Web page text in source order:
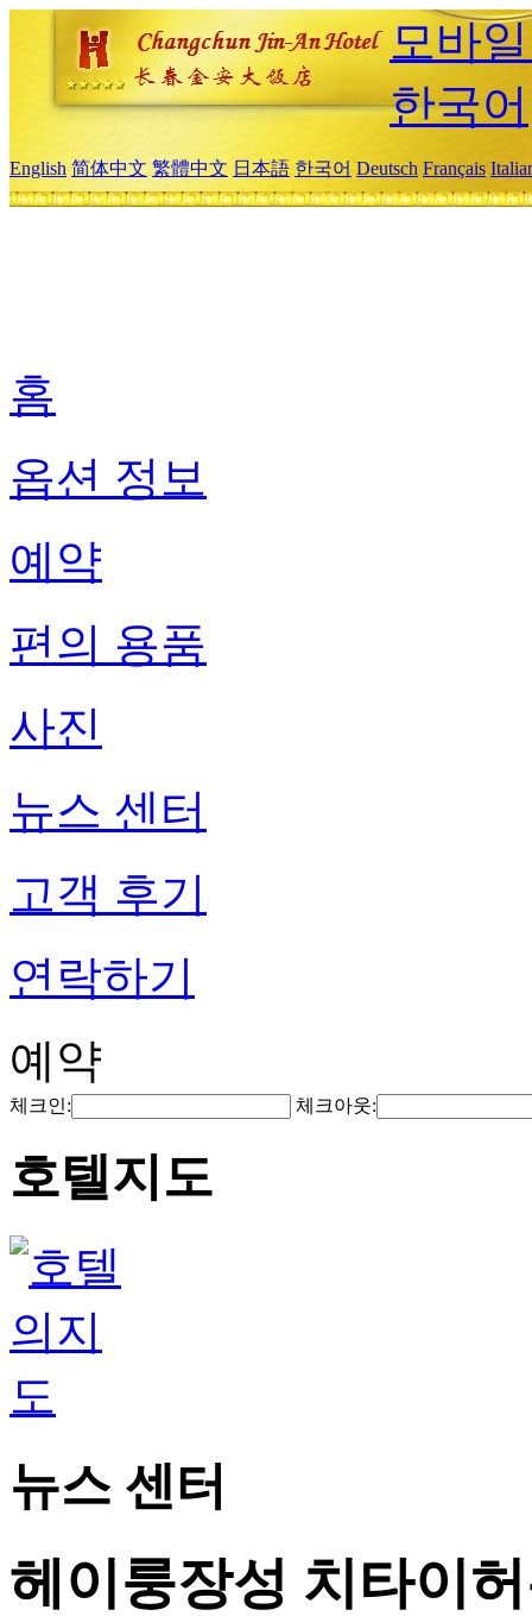
모바
한국어
English 简体中文 繁體中文 日本語 한국어 Deutsch Français
홈
옵션 정보
예약
편의 용품
사진
뉴스 센터
고객 후기
연락하기
예약
체크인: 체크아웃:
호텔지도
뉴스 센터
헤이룽장성 치타이